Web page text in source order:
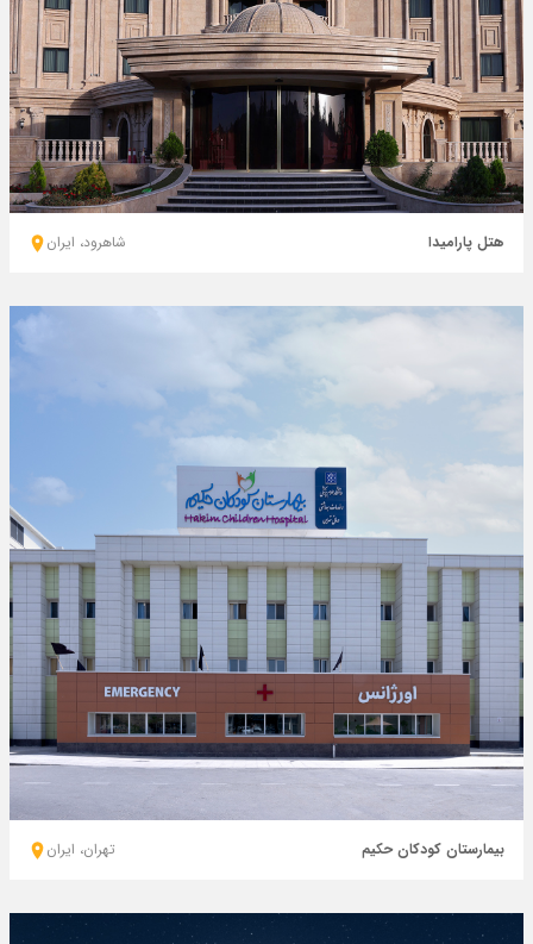
هتل پارامیدا شاهرود، ايران
بیمارستان کودکان حکیم تهران، ايران